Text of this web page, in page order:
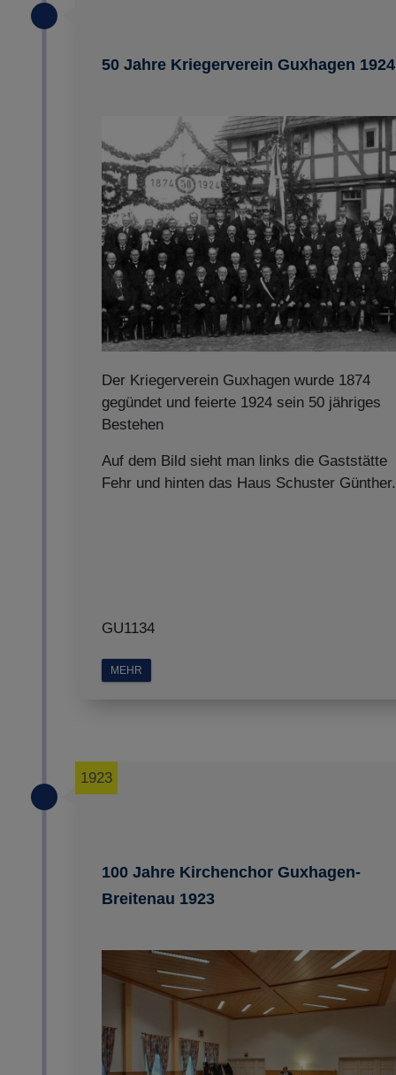
50 Jahre Kriegerverein Guxhagen 1924
Der Kriegerverein Guxhagen wurde 1874
gegündet und feierte 1924 sein 50 jähriges
Bestehen
Auf dem Bild sieht man links die Gaststätte
Fehr und hinten das Haus Schuster Günther.
GU1134
MEHR
100 Jahre Kirchenchor Guxhagen-
Breitenau 1923
1923